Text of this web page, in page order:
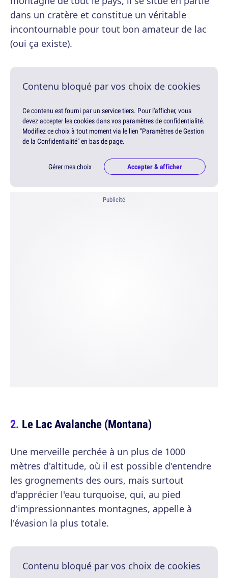
dans un cratère et constitue un véritable
incontournable pour tout bon amateur de lac
(oui ça existe).
Contenu bloqué par vos choix de cookies
Ce contenu est fourni par un service tiers. Pour l'afficher, vous
devez accepter les cookies dans vos paramètres de confidentialité.
Modifiez ce choix à tout moment via le lien "Paramètres de Gestion
de la Confidentialité" en bas de page.
Gérer mes choix Accepter & afficher
Publicité
Le Lac Avalanche (Montana)
Une merveille perchée à un plus de 1000
mètres d'altitude, où il est possible d'entendre
les grognements des ours, mais surtout
d'apprécier l'eau turquoise, qui, au pied
d'impressionnantes montagnes, appelle à
l'évasion la plus totale.
Contenu bloqué par vos choix de cookies